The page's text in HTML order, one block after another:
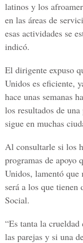
latinos y los
en las áreas de
esas actividades se
indicó.
El dirigente expuso
Unidos es eficiente,
hace unas semanas
los resultados de
sigue en muchas
Al consultarle si los
programas de apoyo
Unidos, lamentó que
será a los que tienen
Social.
“Es tanta la crueldad
las parejas y si una